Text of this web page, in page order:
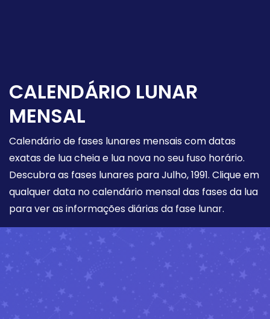
CALENDÁRIO LUNAR
MENSAL
Calendário de fases lunares mensais com datas
exatas de lua cheia e lua nova no seu fuso horário.
Descubra as fases lunares para Julho, 1991. Clique em
qualquer data no calendário mensal das fases da lua
para ver as informações diárias da fase lunar.